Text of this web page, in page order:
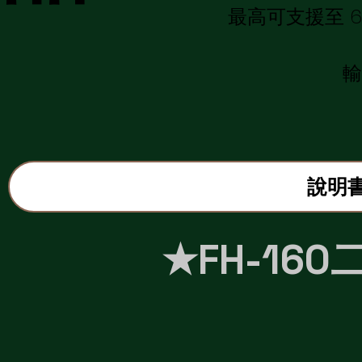
最高可支援至
說明
★FH-160